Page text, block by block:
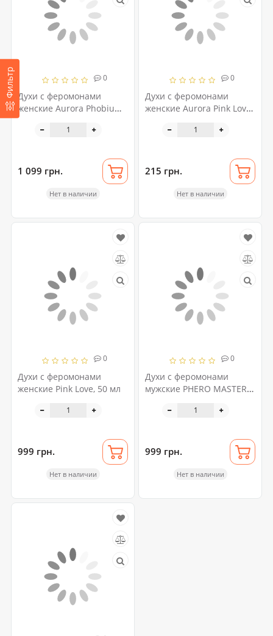
Фильтр 0
Духи с феромонами
женские Aurora Phobium
Pheromo VERO, 50 мл
1 099 грн.
Нет в наличии
0
Духи с феромонами
женские Aurora Pink Love,
215 грн.
Нет в наличии
0
Духи с феромонами
женские Pink Love, 50 мл
999 грн.
Нет в наличии
0
Духи с феромонами
мужские PHERO MASTER
999 грн.
Нет в наличии